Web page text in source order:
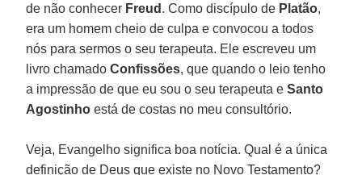
de não conhecer Freud . Como discípulo de Platão,
era um homem cheio de culpa e convocou a todos
nós para sermos o seu terapeuta. Ele escreveu um
livro chamadoConfissões, que quando o leio tenho
a impressão de que eu sou o seu terapeuta eSanto
Agostinho está de costas no meu consultório.
Veja, Evangelho significa boa notícia. Qual é a única
definição de Deus que existe no Novo Testamento?